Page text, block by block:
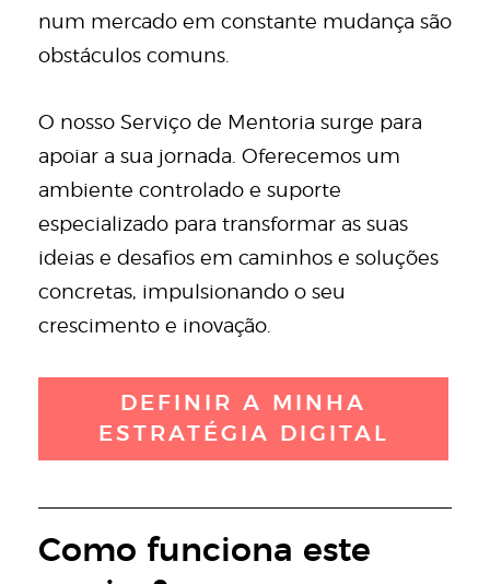
num mercado em constante mudança são
obstáculos comuns.
O nosso Serviço de Mentoria surge para
apoiar a sua jornada. Oferecemos um
ambiente controlado e suporte
especializado para transformar as suas
ideias e desafios em caminhos e soluções
concretas, impulsionando o seu
crescimento e inovação.
DEFINIR A MINHA
ESTRATÉGIA DIGITAL
Como funciona este